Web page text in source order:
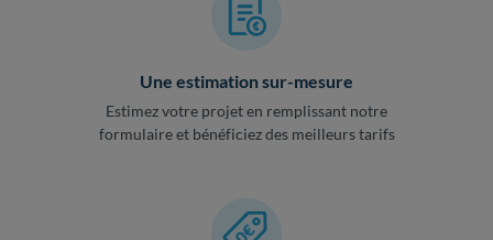
Une estimation sur-mesure
Estimez votre projet en remplissant notre
formulaire et bénéficiez des meilleurs tarifs